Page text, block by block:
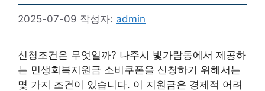
2025-07-09 작성자: admin
신청조건은 무엇일까? 나주시 빛가람동에서 제공하
는 민생회복지원금 소비쿠폰을 신청하기 위해서는
몇 가지 조건이 있습니다. 이 지원금은 경제적 어려